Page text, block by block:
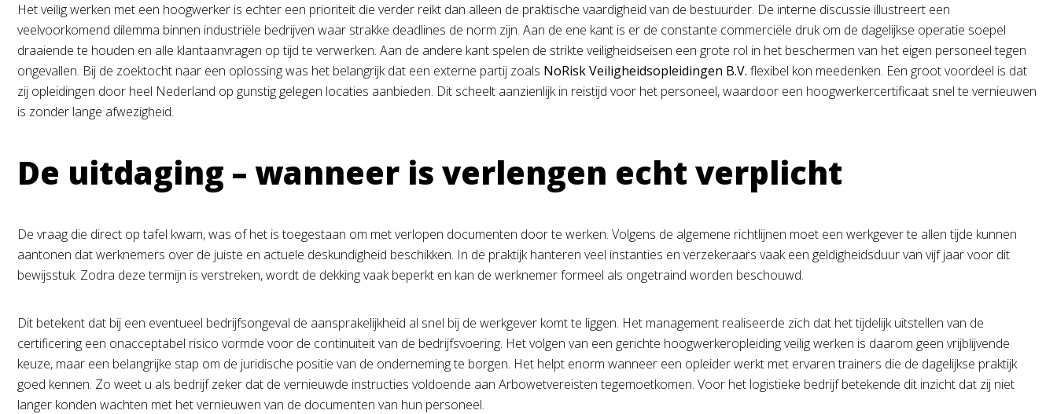
Het veilig werken met een hoogwerker is echter een prioriteit die verder reikt dan alleen de praktische vaardigheid van de bestuurder. De interne discussie illustreert een
veelvoorkomend dilemma binnen industriële bedrijven waar strakke deadlines de norm zijn. Aan de ene kant is er de constante commerciële druk om de dagelijkse operatie soepel
draaiende te houden en alle klantaanvragen op tijd te verwerken. Aan de andere kant spelen de strikte veiligheidseisen een grote rol in het beschermen van het eigen personeel tegen
ongevallen. Bij de zoektocht naar een oplossing was het belangrijk dat een externe partij zoals NoRisk Veiligheidsopleidingen B.V. flexibel kon meedenken. Een groot voordeel is dat
zij opleidingen door heel Nederland op gunstig gelegen locaties aanbieden. Dit scheelt aanzienlijk in reistijd voor het personeel, waardoor een hoogwerkercertificaat snel te vernieuwen
is zonder lange afwezigheid.
De uitdaging – wanneer is verlengen echt verplicht
De vraag die direct op tafel kwam, was of het is toegestaan om met verlopen documenten door te werken. Volgens de algemene richtlijnen moet een werkgever te allen tijde kunnen
aantonen dat werknemers over de juiste en actuele deskundigheid beschikken. In de praktijk hanteren veel instanties en verzekeraars vaak een geldigheidsduur van vijf jaar voor dit
bewijsstuk. Zodra deze termijn is verstreken, wordt de dekking vaak beperkt en kan de werknemer formeel als ongetraind worden beschouwd.
Dit betekent dat bij een eventueel bedrijfsongeval de aansprakelijkheid al snel bij de werkgever komt te liggen. Het management realiseerde zich dat het tijdelijk uitstellen van de
certificering een onacceptabel risico vormde voor de continuïteit van de bedrijfsvoering. Het volgen van een gerichte hoogwerkeropleiding veilig werken is daarom geen vrijblijvende
keuze, maar een belangrijke stap om de juridische positie van de onderneming te borgen. Het helpt enorm wanneer een opleider werkt met ervaren trainers die de dagelijkse praktijk
goed kennen. Zo weet u als bedrijf zeker dat de vernieuwde instructies voldoende aan Arbowetvereisten tegemoetkomen. Voor het logistieke bedrijf betekende dit inzicht dat zij niet
langer konden wachten met het vernieuwen van de documenten van hun personeel.